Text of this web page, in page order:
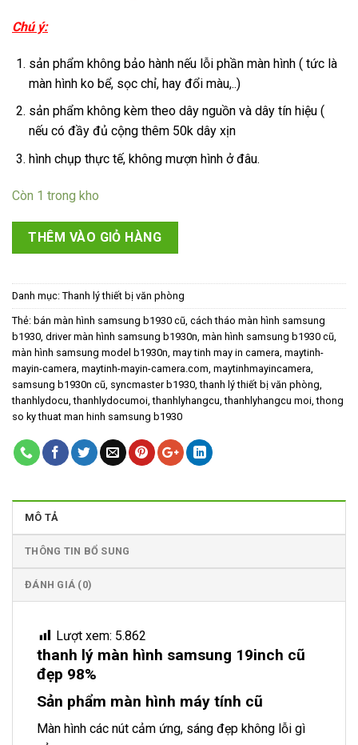
Chú ý:
sản phẩm không bảo hành nếu lỗi phần màn hình ( tức là
màn hình ko bể, sọc chỉ, hay đổi màu,..)
sản phẩm không kèm theo dây nguồn và dây tín hiệu (
nếu có đầy đủ cộng thêm 50k dây xịn
hình chụp thực tế, không mượn hình ở đâu.
Còn 1 trong kho
THÊM VÀO GIỎ HÀNG
Danh mục: Thanh lý thiết bị văn phòng
Thẻ: bán màn hình samsung b1930 cũ, cách tháo màn hình samsung
b1930, driver màn hình samsung b1930n, màn hình samsung b1930 cũ,
màn hình samsung model b1930n, may tinh may in camera, maytinh-
mayin-camera, maytinh-mayin-camera.com, maytinhmayincamera,
samsung b1930n cũ, syncmaster b1930,thanh lý thiết bị văn phòng,
thanhlydocu,thanhlydocumoi,thanhlyhangcu,thanhlyhangcu moi,thong
so ky thuat man hinh samsung b1930
MÔ TẢ
THÔNG TIN BỔ SUNG
ĐÁNH GIÁ (0)
Lượt xem: 5.862
thanh lý màn hình samsung 19inch cũ
đẹp 98%
Sản phẩm màn hình máy tính cũ
Màn hình các nút cảm ứng, sáng đẹp không lỗi gì